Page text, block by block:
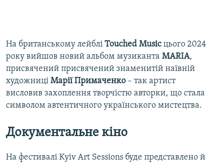
На британському лейблі Touched Musicцього 2024
року вийшов новий альбом музиканта MARIA,
присвячений присвячений знаменитій наївній
художниці Марії Примаченко – так артист
висловив захоплення творчістю авторки, що стала
символом автентичного українського мистецтва.
Документальне кіно
На фестивалі Kyiv Art Sessions буде представлено й